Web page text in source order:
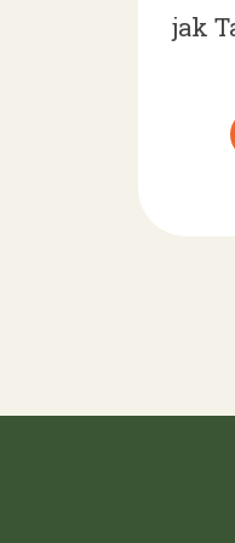
jak